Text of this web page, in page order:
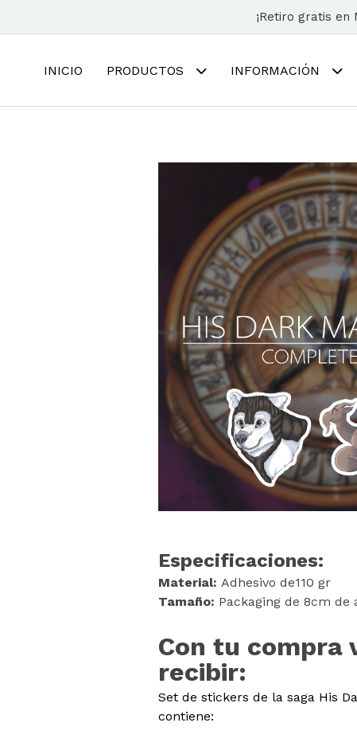
¡Retiro gratis
INICIO PRODUCTOS INFORMACIÓN
Especificaciones:
Material: Adhesivo de110 gr
Tamaño: Packaging de 8cm
Con tu compra
recibir:
Set de stickers de la saga His
contiene: